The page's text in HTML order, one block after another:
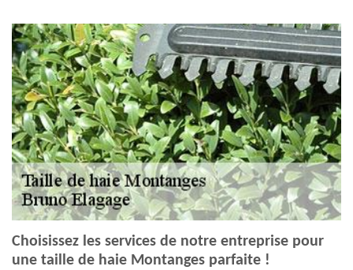
Choisissez les services de notre entreprise pour
une taille de haie Montanges parfaite !